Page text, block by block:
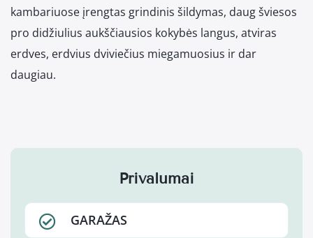
kambariuose įrengtas grindinis šildymas, daug šviesos
pro didžiulius aukščiausios kokybės langus, atviras
erdves, erdvius dviviečius miegamuosius ir dar
daugiau.
Privalumai
GARAŽAS